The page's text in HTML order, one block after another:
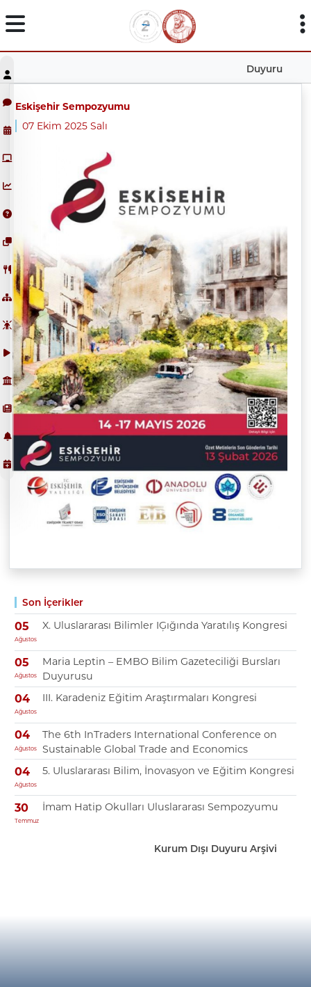
Duyuru
Son İçerikler
05
Ağustos
X. Uluslararası Bilimler IĢığında Yaratılış Kongresi
05
Ağustos
Maria Leptin – EMBO Bilim Gazeteciliği Bursları
Duyurusu
04
Ağustos
III. Karadeniz Eğitim Araştırmaları Kongresi
04
Ağustos
The 6th InTraders International Conference on
Sustainable Global Trade and Economics
04
Ağustos
5. Uluslararası Bilim, İnovasyon ve Eğitim Kongresi
30
Temmuz
İmam Hatip Okulları Uluslararası Sempozyumu
Kurum Dışı Duyuru Arşivi
Eskişehir Sempozyumu
07 Ekim 2025 Salı